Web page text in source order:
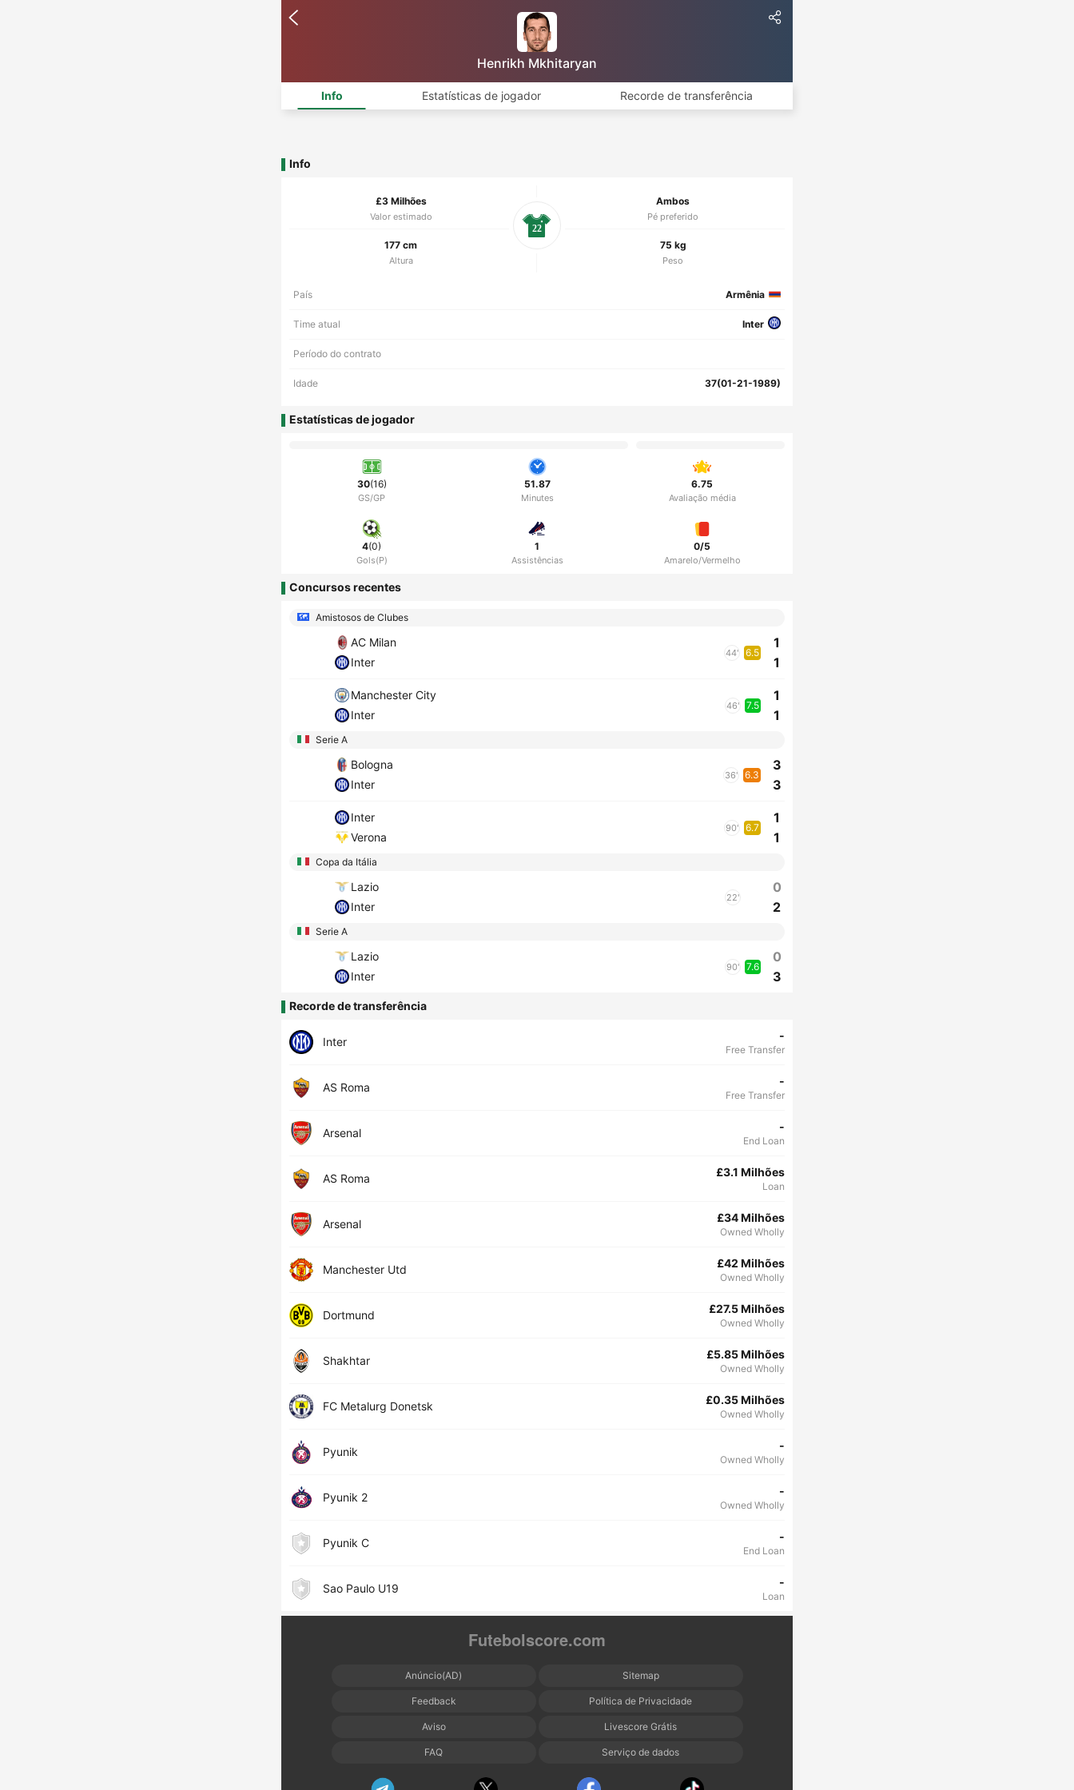
Henrikh Mkhitaryan
Info Estatísticas de jogador Recorde de transferência
Info
£3 Milhões
Valor estimado
Ambos
Pé preferido
177 cm
Altura
75 kg
Peso
22
País Armênia
Time atual Inter
Período do contrato
Idade 37(01-21-1989)
Estatísticas de jogador
30(16)
GS/GP
51.87
Minutes
6.75
Avaliação média
4(0)
Gols(P)
1
Assistências
0/5
Amarelo/Vermelho
Concursos recentes
Amistosos de Clubes
AC Milan
Inter
44' 6.5
1
1
Manchester City
Inter
46' 7.5
1
1
Serie A
Bologna
Inter
36' 6.3
3
3
Inter
Verona
90' 6.7
1
1
Copa da Itália
Lazio
Inter
22'
0
2
Serie A
Lazio
Inter
90' 7.6
0
3
Recorde de transferência
Inter -
Free Transfer
AS Roma -
Free Transfer
Arsenal -
End Loan
AS Roma £3.1 Milhões
Loan
Arsenal £34 Milhões
Owned Wholly
Manchester Utd £42 Milhões
Owned Wholly
Dortmund £27.5 Milhões
Owned Wholly
Shakhtar £5.85 Milhões
Owned Wholly
FC Metalurg Donetsk £0.35 Milhões
Owned Wholly
Pyunik -
Owned Wholly
Pyunik 2 -
Owned Wholly
Pyunik C -
End Loan
Sao Paulo U19 -
Loan
Futebolscore.com
Anúncio(AD) Sitemap
Feedback Política de Privacidade
Aviso Livescore Grátis
FAQ Serviço de dados